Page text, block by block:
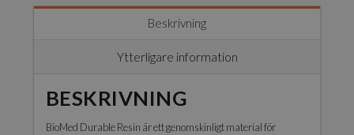
Beskrivning
Ytterligare information
BESKRIVNING
BioMed Durable Resin är ett genomskinligt material för